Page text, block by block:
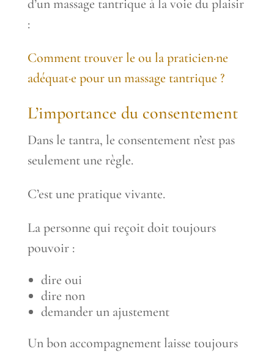
d’un massage tantrique à la voie du plaisir
:
Comment trouver le ou la praticien·ne
adéquat·e pour un massage tantrique ?
L’importance du consentement
Dans le tantra, le consentement n’est pas
seulement une règle.
C’est une pratique vivante.
La personne qui reçoit doit toujours
pouvoir :
dire oui
dire non
demander un ajustement
Un bon accompagnement laisse toujours